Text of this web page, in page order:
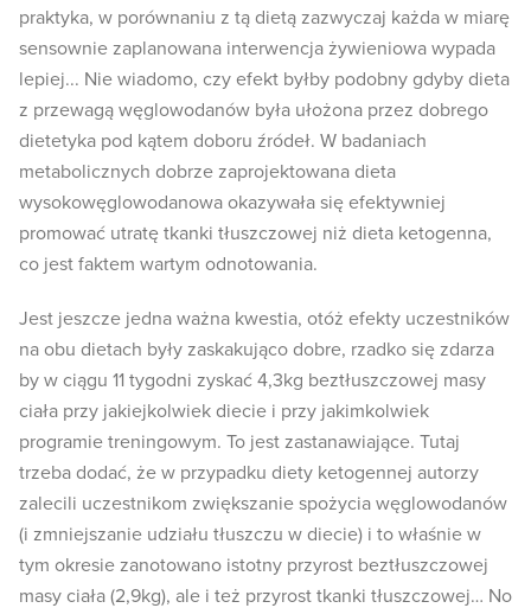
praktyka, w porównaniu z tą dietą zazwyczaj każda w miarę
sensownie zaplanowana interwencja żywieniowa wypada
lepiej... Nie wiadomo, czy efekt byłby podobny gdyby dieta
z przewagą węglowodanów była ułożona przez dobrego
dietetyka pod kątem doboru źródeł. W badaniach
metabolicznych dobrze zaprojektowana dieta
wysokowęglowodanowa okazywała się efektywniej
promować utratę tkanki tłuszczowej niż dieta ketogenna,
co jest faktem wartym odnotowania.
Jest jeszcze jedna ważna kwestia, otóż efekty uczestników
na obu dietach były zaskakująco dobre, rzadko się zdarza
by w ciągu 11 tygodni zyskać 4,3kg beztłuszczowej masy
ciała przy jakiejkolwiek diecie i przy jakimkolwiek
programie treningowym. To jest zastanawiające. Tutaj
trzeba dodać, że w przypadku diety ketogennej autorzy
zalecili uczestnikom zwiększanie spożycia węglowodanów
(i zmniejszanie udziału tłuszczu w diecie) i to właśnie w
tym okresie zanotowano istotny przyrost beztłuszczowej
masy ciała (2,9kg), ale i też przyrost tkanki tłuszczowej… No